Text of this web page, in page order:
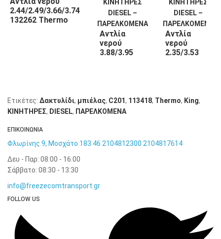
2.44/2.49/3.66/3.74
132262 Thermo
Αντλία
νερού
3.88/3.95
Αντλία
νερού
2.35/3.53
Ετικέτες: Δακτυλίδι, μπιέλας, C201, 113418, Thermo, King,
KΙΝΗΤΗΡΕΣ, DIESEL, ΠΑΡΕΛΚΟΜΕΝΑ
ΕΠΙΚΟΙΝΩΝΙΑ
Φλωρίνης 9, Μοσχάτο 183 46 2104812300 2104817614
Δευ - Παρ: 08:00 - 16:00
Σάββατο: 08:30 - 13:30
info@freezecomtransport.gr
FOLLOW US